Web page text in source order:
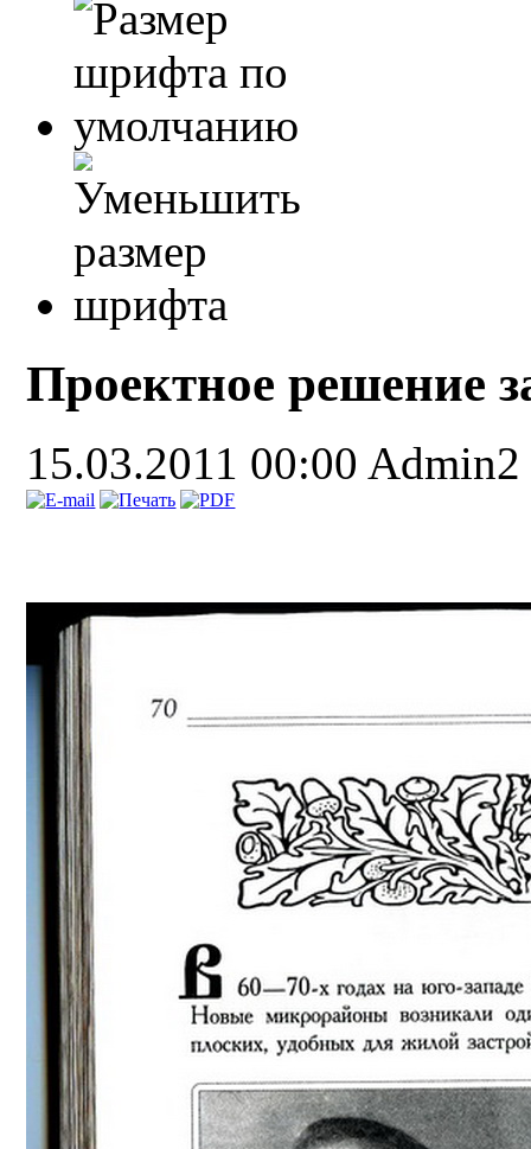
Проектное решение
15.03.2011 00:00 Admin2